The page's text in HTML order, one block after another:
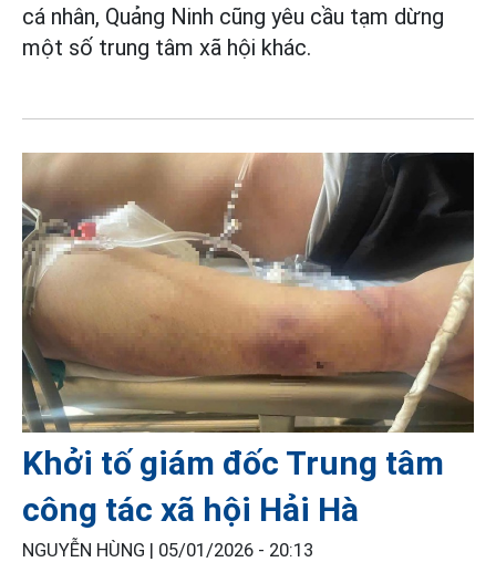
cá nhân, Quảng Ninh cũng yêu cầu tạm dừng
một số trung tâm xã hội khác.
Khởi tố giám đốc Trung tâm
công tác xã hội Hải Hà
NGUYỄN HÙNG | 05/01/2026 - 20:13